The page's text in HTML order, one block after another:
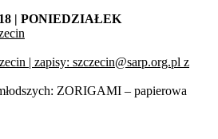
| PONIEDZIAŁEK
| zapisy: szczecin@sarp.org.pl z
ZORIGAMI – papierowa